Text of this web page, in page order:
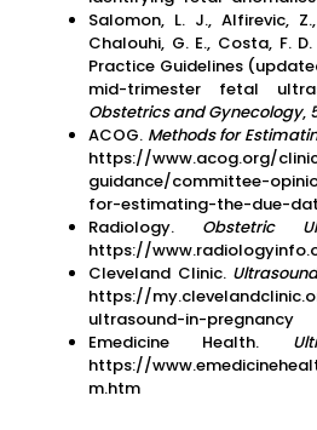
Salomon, L. J., Alfirevic,
Chalouhi, G. E., Costa, F.
Practice Guidelines
mid-trimester fetal
Obstetrics and Gynecology,
ACOG. Methods for
https://www.acog.org/
guidance/committee-
for-estimating-the-due-
Radiology. Obstetric
https://
Cleveland Clinic.
https://
ultrasound-in-pregnancy
Emedicine Health.
https://
m.htm